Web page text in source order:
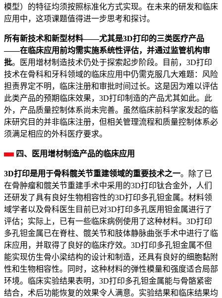
模型）的特征均须按照标准化方式实现。在未来的研发和临床
应用中，这项课题值得进一步思考和探讨。
所有新技术和新型材料——尤其是3D打印的三类医疗产品
——在临床应用前均需实施系统性评估，并通过监管机构审
批。医用增材制造技术仍处于探索起步阶段。目前，3D打印
技术在骨科和牙科领域的临床应用中仍需克服几大难题：风险
担责界定不明，临床注册和审批时间过长。这是因为难以评估
此类产品的预期临床效果，3D打印制造的产品尤其如此。此
外，产品质量控制体系尚未完善。虽然临床前科学家发起的临
床研究目的并非临床注册，但相关管理流程和质量控制体系必
须满足相应的外科医疗要求。
四、医用增材制造产品的临床应用
3D打印是用于骨科髋关节重建领域的重要技术之一。除了已
在骨肿瘤和髋关节重建手术中采用的3D打印钛合金外，人们
还研发了具有良好生物相容性的3D打印多孔钽金属。材料领
域学者以及骨科医生目前已对3D打印多孔医用钽金属进行了
评估；实际上，已有一些临床病例使用了这种材料。3D打印
多孔钽金属已在脊柱、髋关节和肢体静脉曲张手术中进行了临
床应用，并取得了良好的临床疗效。3D打印多孔钽金属不但
能实现仿生骨小梁结构的设计和制造，还具有良好的细胞黏附
性和生物相容性。同时，这种材料的弹性模量和强度适合局部
环境。临床实验结果表明，3D打印多孔钽金属能与骨骼紧密
结合，术后功能恢复的效果令人满意。实验结果和临床结果均